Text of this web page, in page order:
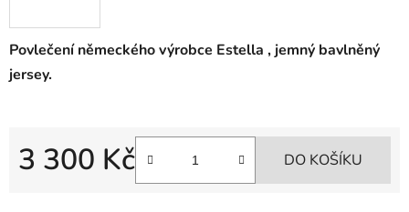
Povlečení německého výrobce Estella , jemný bavlněný
jersey.
3 300 Kč DO KOŠÍKU